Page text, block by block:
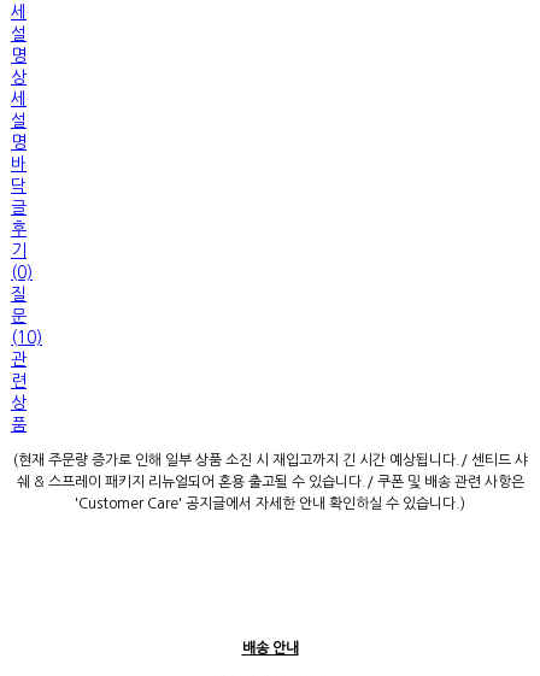
세
설
명
상
세
설
명
바
닥
글
후
기
(0)
질
문
(10)
관
련
상
품
(현재 주문량 증가로 인해 일부 상품 소진 시 재입고까지 긴 시간 예상됩니다./ 센티드 샤
쉐 & 스프레이 패키지 리뉴얼되어 혼용 출고될 수 있습니다./ 쿠폰 및 배송 관련 사항은
'Customer Care' 공지글에서 자세한 안내 확인하실 수 있습니다.)
배송 안내